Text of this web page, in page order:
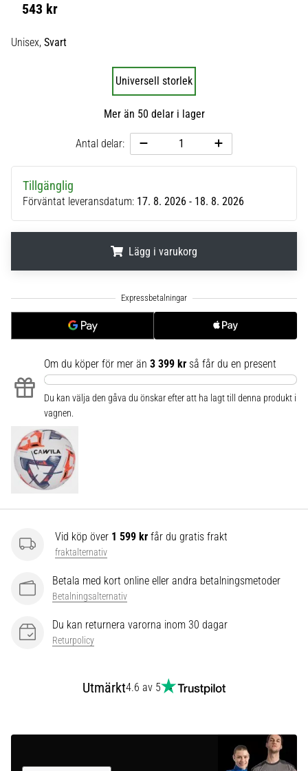
match,
och…
6
Upptäck
nya
Nike
–
precision,
och
varje
beröring.
Perfekta
spelare
som…
Visa
artiklar
543 kr
Unisex, Svart
Universell storlek
Mer än 50 delar i lager
Antal delar:
Tillgänglig
Förväntat leveransdatum: 17. 8. 2026 - 18. 8. 2026
Lägg i varukorg
Om du köper för mer än 3 399 kr så får du en present
Du kan välja den gåva du önskar efter att ha lagt till denna produkt i
vagnen.
Vid köp över 1 599 kr får du gratis frakt
fraktalternativ
Betala med kort online eller andra betalningsmetoder
Betalningsalternativ
Du kan returnera varorna inom 30 dagar
Returpolicy
Utmärkt4.6 av 5